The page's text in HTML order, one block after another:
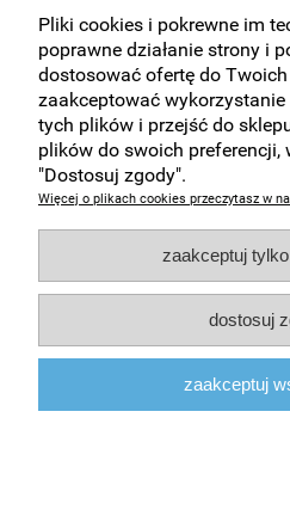
(!) Płyta CD-R w
1,88
do
Moje
Pliki cookies i pokrewne im
poprawne działanie strony i
dostosować ofertę do
zaakceptować
tych plików i przejść do
plików do swoich preferencji,
"Dostosuj zgody".
Więcej o plikach cookies przeczytasz w
zaakceptuj
dostosuj
zaakceptuj